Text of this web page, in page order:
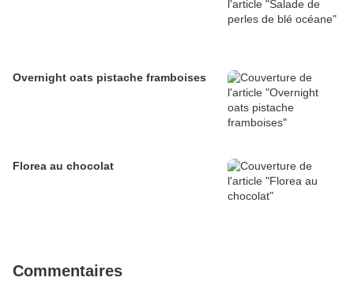
Overnight oats pistache framboises
Florea au chocolat
Commentaires